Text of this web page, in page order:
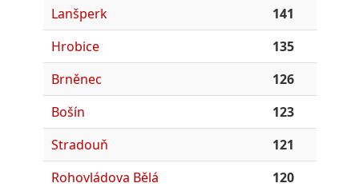
Lanšperk
141
Hrobice
135
Brněnec
126
Bošín
123
Stradouň
121
Rohovládova Bělá
120